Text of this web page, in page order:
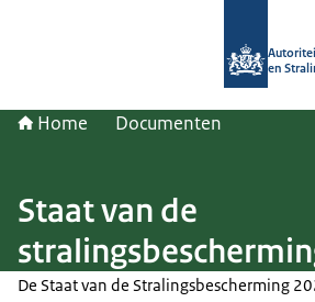
en
Home Documenten
Staat van de
De Staat van de Stralingsbescherming